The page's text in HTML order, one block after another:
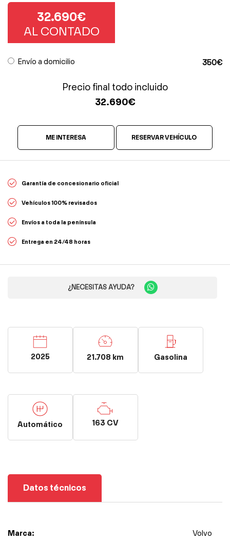
32.690€
AL CONTADO
Envío a domicilio 350€
Precio final todo incluido
32.690€
ME INTERESA RESERVAR VEHÍCULO
Garantía de concesionario oficial
Vehículos 100% revisados
Envíos a toda la península
Entrega en 24/48 horas
¿NECESITAS AYUDA?
2025 21.708 km Gasolina
Automático 163 CV
Datos técnicos
Marca: Volvo